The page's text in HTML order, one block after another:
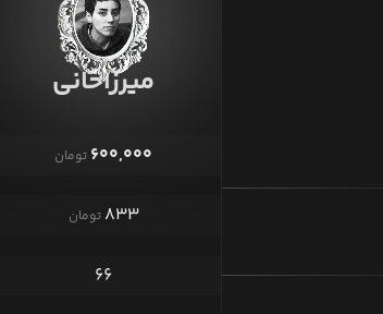
میرزاخانی
۶۰۰,۰۰۰ تومان
۸۳۳ تومان
۶۶